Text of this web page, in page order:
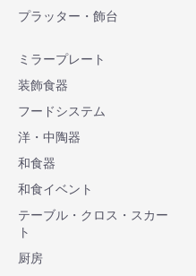
プラッター・飾台
ミラープレート
装飾食器
フードシステム
洋・中陶器
和食器
和食イベント
テーブル・クロス・スカー
ト
厨房